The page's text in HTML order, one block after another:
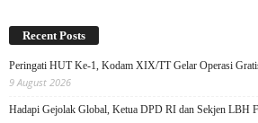
Recent Posts
Peringati HUT Ke-1, Kodam XIX/TT Gelar Operasi
9 August 2026
Hadapi Gejolak Global, Ketua DPD RI dan Sekjen LBH